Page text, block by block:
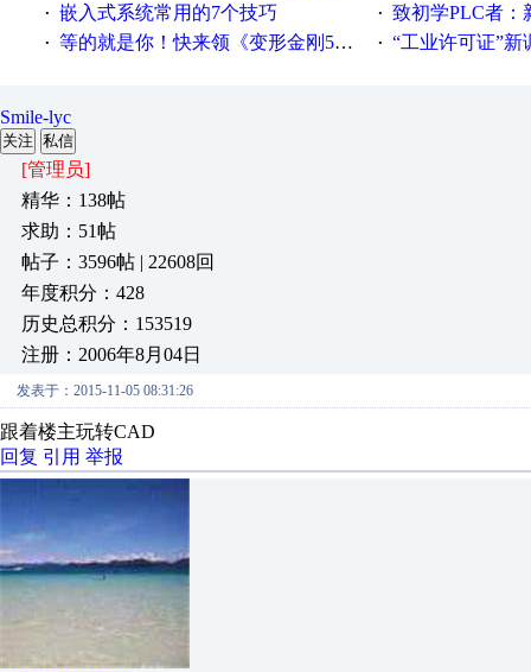
· 嵌入式系统常用的7个技巧 · 致初学PLC者：新人
· 等的就是你！快来领《变形金刚5》观影券 · “工业许可证”新调整：水文仪
Smile-lyc
关注 私信
[管理员]
精华：138帖
求助：51帖
帖子：3596帖 | 22608回
年度积分：428
历史总积分：153519
注册：2006年8月04日
发表于：2015-11-05 08:31:26
跟着楼主玩转CAD
回复 引用 举报